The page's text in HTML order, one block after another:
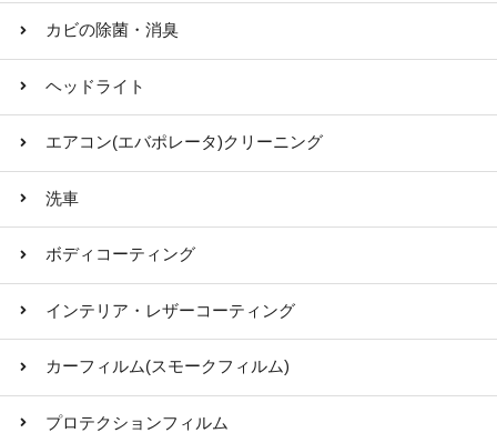
カビの除菌・消臭
ヘッドライト
エアコン(エバポレータ)クリーニング
洗車
ボディコーティング
インテリア・レザーコーティング
カーフィルム(スモークフィルム)
プロテクションフィルム